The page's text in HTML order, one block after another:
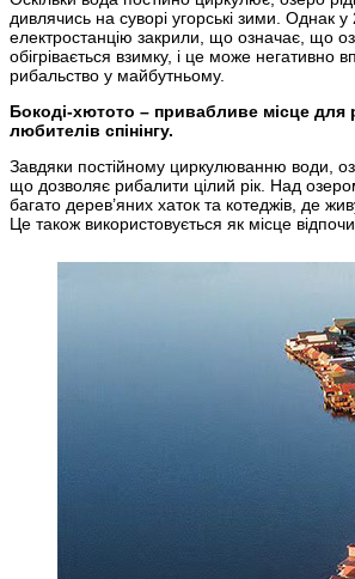
дивлячись на суворі угорські зими. Однак у
електростанцію закрили, що означає, що
обігрівається взимку, і це може негативно
рибальство у майбутньому.
Бокоді-хютото – привабливе місце для
любителів спінінгу.
Завдяки постійному циркулюванню води,
що дозволяє рибалити цілий рік. Над
багато дерев’яних хаток та котеджів, де
Це також використовується як місце